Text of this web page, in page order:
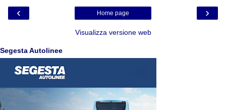
‹ ›
Home page
Visualizza versione web
Segesta Autolinee